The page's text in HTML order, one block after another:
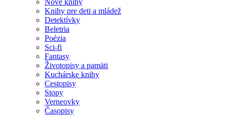
Nové knihy
Knihy pre deti a mládež
Detektívky
Beletria
Poézia
Sci-fi
Fantasy
Životopisy a pamäti
Kuchárske knihy
Cestopisy
Stopy
Verneovky
Časopisy